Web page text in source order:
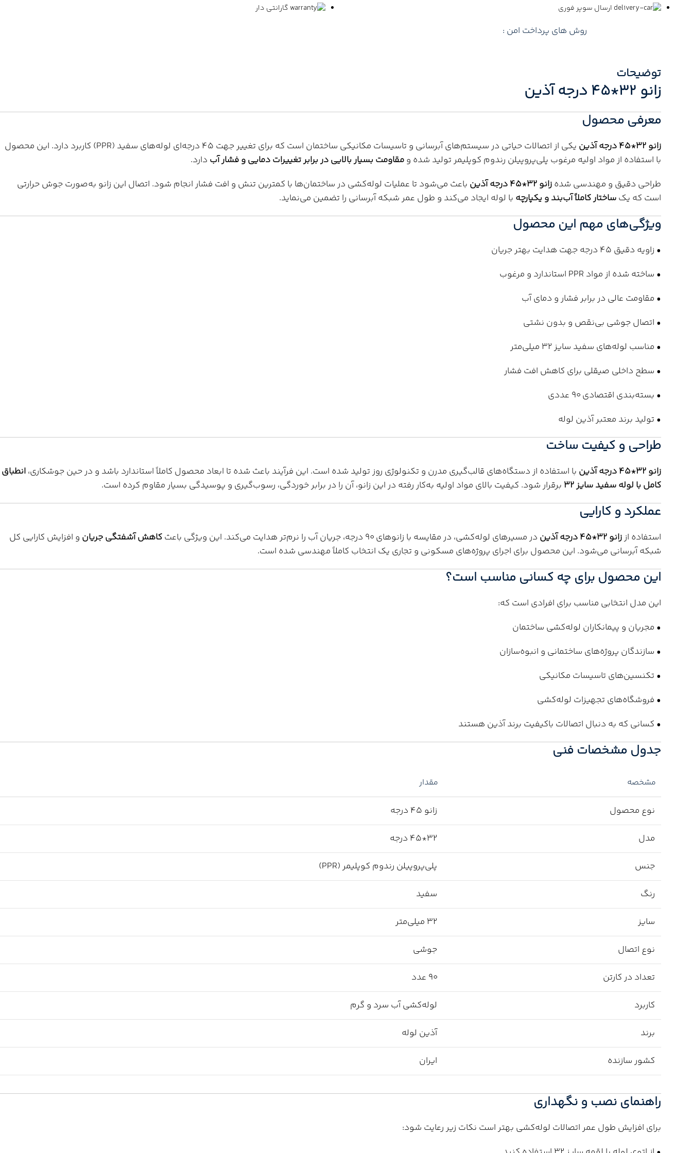
ارسال سوپر فوری گارانتی دار
روش های پرداخت امن :
توضیحات
زانو 32*45 درجه آذین
معرفی محصول
زانو 32*45 درجه آذین
یکی از اتصالات حیاتی در سیستم‌های آبرسانی و تاسیسات مکانیکی ساختمان است که برای تغییر جهت 45 درجه‌ای لوله‌های سفید (PPR) کاربرد دارد. این محصول
با استفاده از مواد اولیه مرغوب پلی‌پروپیلن رندوم کوپلیمر تولید شده ومقاومت بسیار بالایی در برابر تغییرات دمایی و فشار آب دارد.
طراحی دقیق و مهندسی شدهزانو 32*45 درجه آذین
باعث می‌شود تا عملیات لوله‌کشی در ساختمان‌ها با کمترین تنش و افت فشار انجام شود. اتصال این زانو به‌صورت جوش حرارتی
است که یکساختار کاملاً آب‌بند و یکپارچه با لوله ایجاد می‌کند و طول عمر شبکه آبرسانی را تضمین می‌نماید.
ویژگی‌های مهم این محصول
• زاویه دقیق 45 درجه جهت هدایت بهتر جریان
• ساخته شده از مواد PPR استاندارد و مرغوب
• مقاومت عالی در برابر فشار و دمای آب
• اتصال جوشی بی‌نقص و بدون نشتی
• مناسب لوله‌های سفید سایز 32 میلی‌متر
• سطح داخلی صیقلی برای کاهش افت فشار
• بسته‌بندی اقتصادی 90 عددی
• تولید برند معتبر آذین لوله
طراحی و کیفیت ساخت
زانو 32*45 درجه آذین با استفاده از دستگاه‌های قالب‌گیری مدرن و تکنولوژی روز تولید شده است. این فرآیند باعث شده تا ابعاد محصول کاملاً استاندارد باشد و در حین جوشکاری،انطباق
کامل با لوله سفید سایز 32
برقرار شود. کیفیت بالای مواد اولیه به‌کار رفته در این زانو، آن را در برابر خوردگی، رسوب‌گیری و پوسیدگی بسیار مقاوم کرده است.
عملکرد و کارایی
استفاده اززانو 32*45 درجه آذین در مسیرهای لوله‌کشی، در مقایسه با زانوهای 90 درجه، جریان آب را نرم‌تر هدایت می‌کند. این ویژگی باعث کاهش آشفتگی جریان و افزایش کارایی کل
شبکه آبرسانی می‌شود. این محصول برای اجرای پروژه‌های مسکونی و تجاری یک انتخاب کاملاً مهندسی شده است.
این محصول برای چه کسانی مناسب است؟
این مدل انتخابی مناسب برای افرادی است که:
• مجریان و پیمانکاران لوله‌کشی ساختمان
• سازندگان پروژه‌های ساختمانی و انبوه‌سازان
• تکنسین‌های تاسیسات مکانیکی
• فروشگاه‌های تجهیزات لوله‌کشی
• کسانی که به دنبال اتصالات باکیفیت برند آذین هستند
جدول مشخصات فنی
مشخصه مقدار
نوع محصول زانو 45 درجه
مدل 32*45 درجه
جنس پلی‌پروپیلن رندوم کوپلیمر (PPR)
رنگ سفید
سایز 32 میلی‌متر
نوع اتصال جوشی
تعداد در کارتن 90 عدد
کاربرد لوله‌کشی آب سرد و گرم
برند آذین لوله
کشور سازنده ایران
راهنمای نصب و نگهداری
برای افزایش طول عمر اتصالات لوله‌کشی بهتر است نکات زیر رعایت شود: